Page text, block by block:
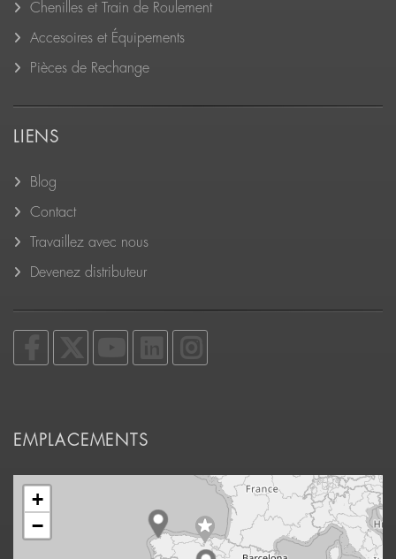
Chenilles et Train de Roulement
Accesoires et Équipements
Pièces de Rechange
LIENS
Blog
Contact
Travaillez avec nous
Devenez distributeur
EMPLACEMENTS
+
−